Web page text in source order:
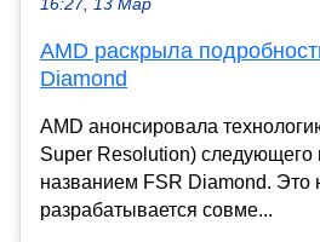
16:27, 13 Мар
AMD раскрыла
Diamond
AMD анонсировала
Super Resolution) следующего
названием FSR Diamond. Это
разрабатывается совме...